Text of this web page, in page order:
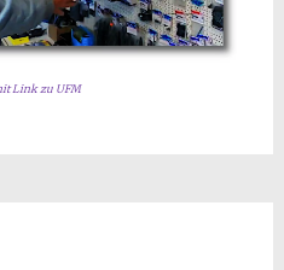
Link zu UFM